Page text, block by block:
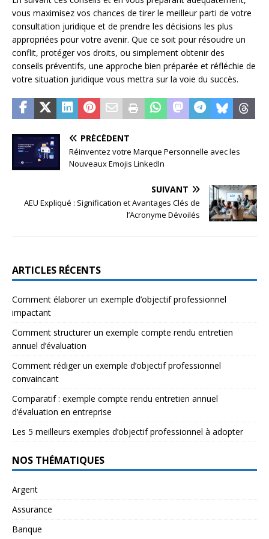
vous maximisez vos chances de tirer le meilleur parti de votre
consultation juridique et de prendre les décisions les plus
appropriées pour votre avenir. Que ce soit pour résoudre un
conflit, protéger vos droits, ou simplement obtenir des
conseils préventifs, une approche bien préparée et réfléchie de
votre situation juridique vous mettra sur la voie du succès.
PRÉCÉDENT
Réinventez votre Marque Personnelle avec les
Nouveaux Emojis LinkedIn
SUIVANT
AEU Expliqué : Signification et Avantages Clés de
l’Acronyme Dévoilés
ARTICLES RÉCENTS
Comment élaborer un exemple d’objectif professionnel
impactant
Comment structurer un exemple compte rendu entretien
annuel d’évaluation
Comment rédiger un exemple d’objectif professionnel
convaincant
Comparatif : exemple compte rendu entretien annuel
d’évaluation en entreprise
Les 5 meilleurs exemples d’objectif professionnel à adopter
NOS THÉMATIQUES
Argent
Assurance
Banque